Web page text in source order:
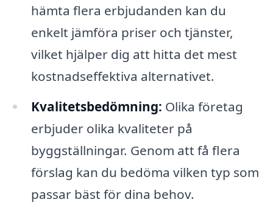
hämta flera erbjudanden kan du
enkelt jämföra priser och tjänster,
vilket hjälper dig att hitta det mest
kostnadseffektiva alternativet.
Kvalitetsbedömning: Olika företag
erbjuder olika kvaliteter på
byggställningar. Genom att få flera
förslag kan du bedöma vilken typ som
passar bäst för dina behov.